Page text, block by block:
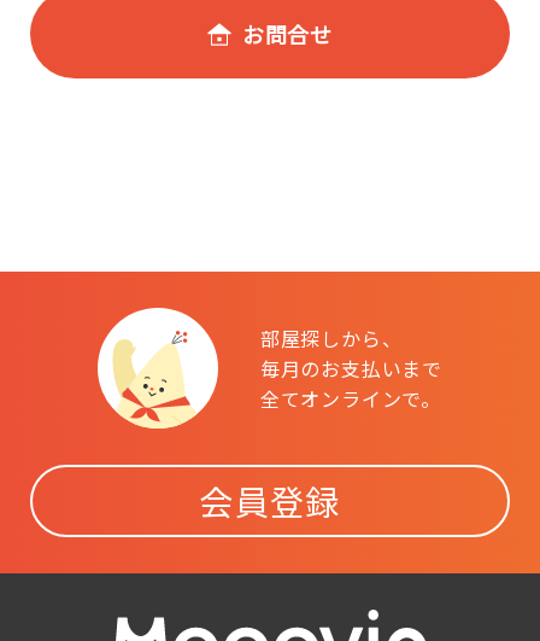
お問合せ
部屋探しから、
毎月のお支払いまで
全てオンラインで。
会員登録